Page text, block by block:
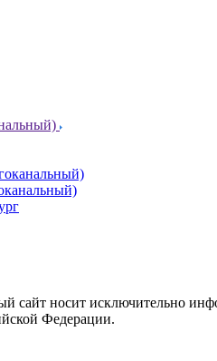
сайт носит исключительно
Федерации.